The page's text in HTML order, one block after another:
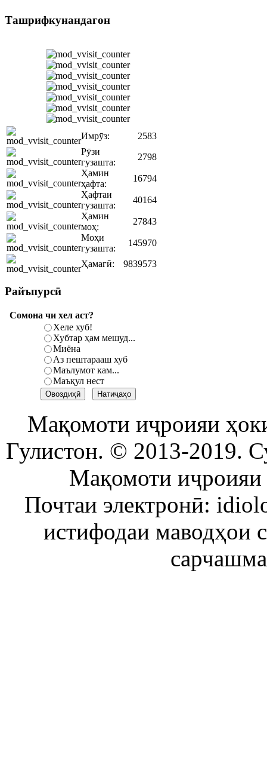
Ташрифкунандагон
Имрӯз:
2583
Рӯзи
гузашта:
2798
Ҳамин
ҳафта:
16794
Ҳафтаи
гузашта:
40164
Ҳамин
моҳ:
27843
Моҳи
гузашта:
145970
Ҳамагӣ: 9839573
Райъпурсӣ
Сомона чи хел аст?
Хеле хуб!
Хубтар ҳам мешуд...
Миёна
Аз пештарааш хуб
Маълумот кам...
Маъқул нест
Мақомоти иҷроияи
Гулистон. © 2013-2019.
Мақомоти иҷроияи
Почтаи электронӣ:
истифодаи маводҳои